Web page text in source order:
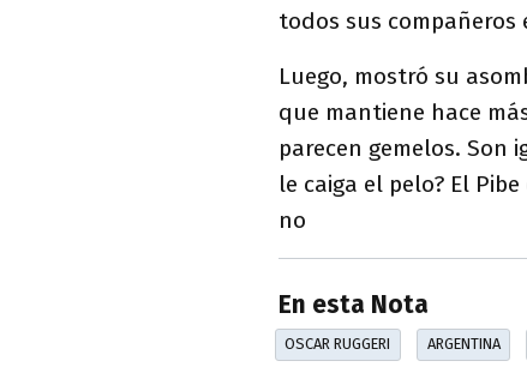
todos sus compañeros
Luego, mostró su
que mantiene hace
parecen gemelos. Son
le caiga el pelo? El
no
En esta Nota
OSCAR RUGGERI ARGENTINA